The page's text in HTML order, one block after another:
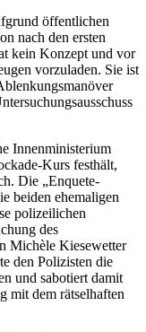
öffentlichen
nach den ersten
kein Konzept und vor
vorzuladen. Sie ist
Innenministerium
Kurs festhält,
Die „Enquete-
beiden ehemaligen
polizeilichen
des
Michèle Kiesewetter
den Polizisten die
und sabotiert damit
mit dem rätselhaften